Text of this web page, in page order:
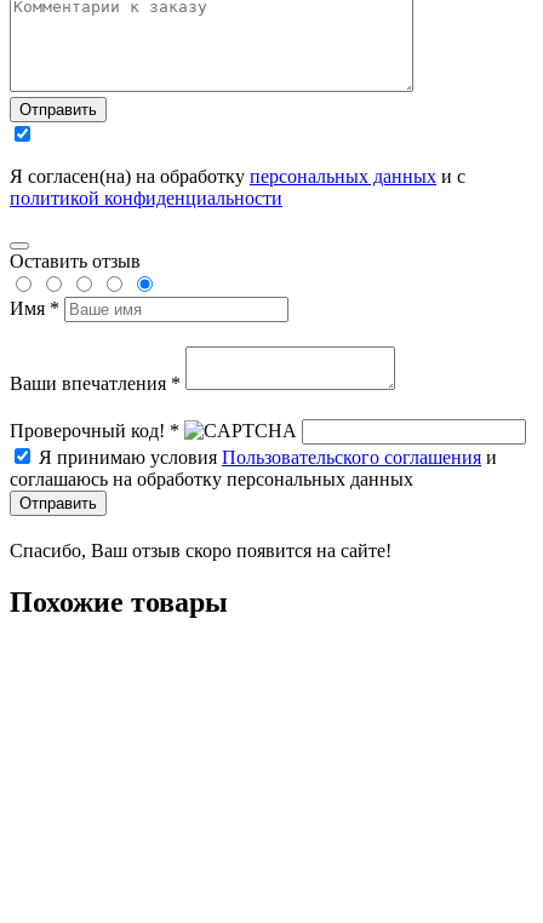
Отправить
Я согласен(на) на обработку персональных данных и с
политикой конфиденциальности
Оставить отзыв
Имя *
Ваши впечатления *
Проверочный код! *
Я принимаю условия Пользовательского соглашения и
соглашаюсь на обработку персональных данных
Отправить
Спасибо, Ваш отзыв скоро появится на сайте!
Похожие товары